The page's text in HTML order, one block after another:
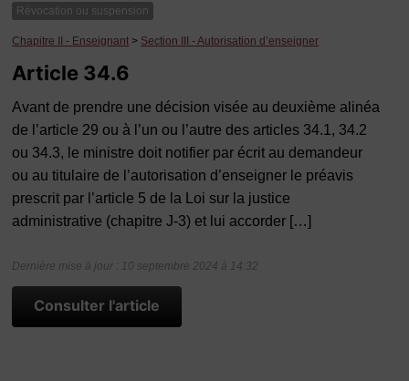
Révocation ou suspension
Chapitre II - Enseignant > Section III - Autorisation d’enseigner
Article 34.6
Avant de prendre une décision visée au deuxième alinéa
de l’article 29 ou à l’un ou l’autre des articles 34.1, 34.2
ou 34.3, le ministre doit notifier par écrit au demandeur
ou au titulaire de l’autorisation d’enseigner le préavis
prescrit par l’article 5 de la Loi sur la justice
administrative (chapitre J-3) et lui accorder […]
Dernière mise à jour : 10 septembre 2024 à 14:32
Consulter l'article